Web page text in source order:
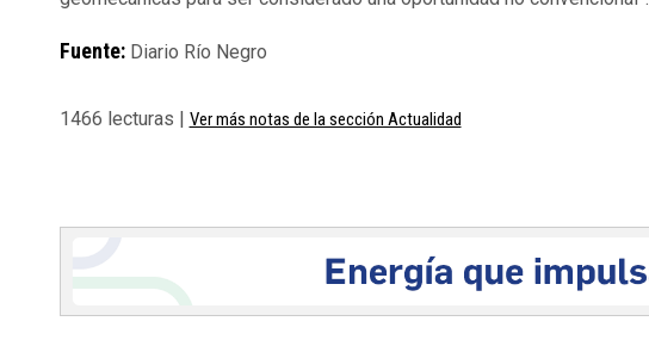
Fuente:Diario Río Negro
1466 lecturas | Ver más notas de la sección Actualidad